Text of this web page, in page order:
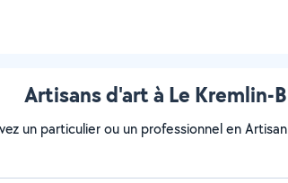
Artisans d'art à Le
un particulier ou un professionnel en